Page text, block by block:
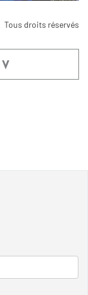
Tous droits réservés